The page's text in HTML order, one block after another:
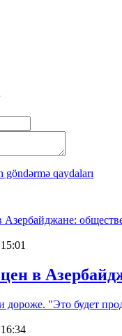
göndərmə qaydaları
в